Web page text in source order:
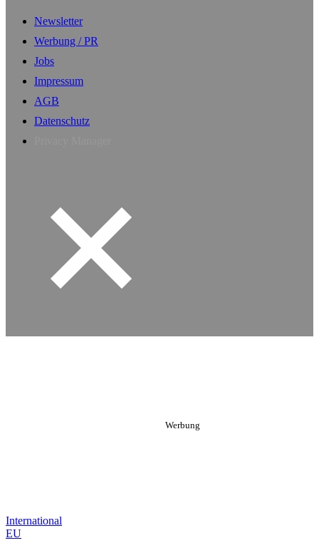
Newsletter
Werbung / PR
Jobs
Impressum
AGB
Datenschutz
International
EU